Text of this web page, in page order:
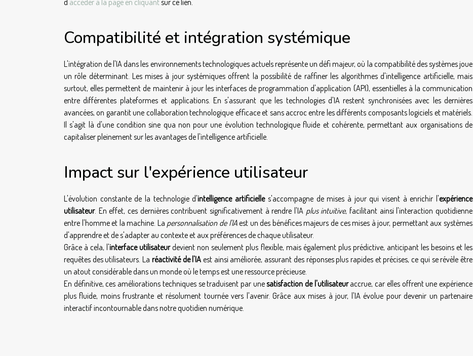
d'accéder à la page en cliquantsur ce lien.
Compatibilité et intégration systémique
L'intégration de l'IA dans les environnements technologiques actuels représente un défi majeur, où la compatibilité des systèmes joue
un rôle déterminant. Les mises à jour systémiques offrent la possibilité de raffiner les algorithmes d'intelligence artificielle, mais
surtout, elles permettent de maintenir à jour les interfaces de programmation d'application (API), essentielles à la communication
entre différentes plateformes et applications. En s'assurant que les technologies d'IA restent synchronisées avec les dernières
avancées, on garantit une collaboration technologique efficace et sans accroc entre les différents composants logiciels et matériels.
Il s'agit là d'une condition sine qua non pour une évolution technologique fluide et cohérente, permettant aux organisations de
capitaliser pleinement sur les avantages de l'intelligence artificielle.
Impact sur l'expérience utilisateur
L'évolution constante de la technologie d'intelligence artificielles'accompagne de mises à jour qui visent à enrichir l'expérience
utilisateur. En effet, ces dernières contribuent significativement à rendre l'IA plus intuitive, facilitant ainsi l'interaction quotidienne
entre l'homme et la machine. La personnalisation de l'IAest un des bénéfices majeurs de ces mises à jour, permettant aux systèmes
d'apprendre et de s'adapter au contexte et aux préférences de chaque utilisateur.
Grâce à cela, l'interface utilisateurdevient non seulement plus flexible, mais également plus prédictive, anticipant les besoins et les
requêtes des utilisateurs. La réactivité de l'IA est ainsi améliorée, assurant des réponses plus rapides et précises, ce qui se révèle être
un atout considérable dans un monde où le temps est une ressource précieuse.
En définitive, ces améliorations techniques se traduisent par unesatisfaction de l'utilisateuraccrue, car elles offrent une expérience
plus fluide, moins frustrante et résolument tournée vers l'avenir. Grâce aux mises à jour, l'IA évolue pour devenir un partenaire
interactif incontournable dans notre quotidien numérique.